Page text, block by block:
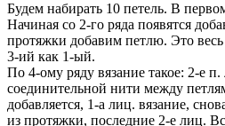
Будем набирать 10 петель. В
Начиная со 2-го ряда появятся
протяжки добавим петлю. Это весь
3-ий как 1-ый.
По 4-ому ряду вязание такое: 2-е п.
соединительной нити между
добавляется, 1-а лиц. вязание,
из протяжки, последние 2-е лиц.